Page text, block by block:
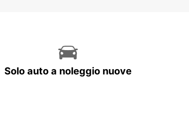
Solo auto a noleggio nuove